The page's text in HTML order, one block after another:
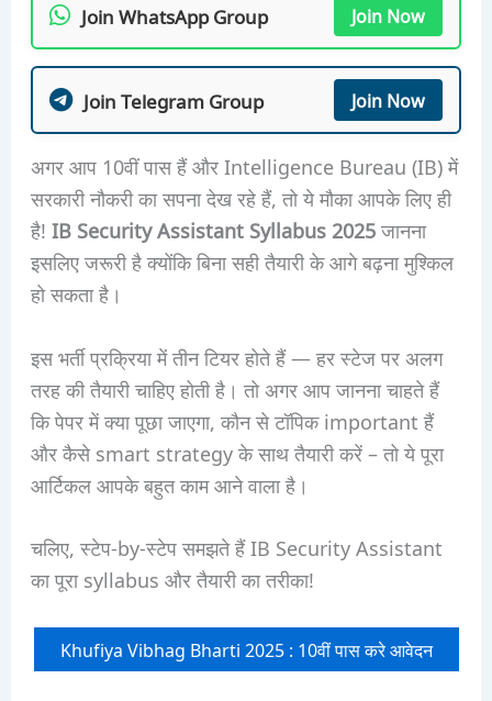
Join WhatsApp Group Join Now
Join Telegram Group Join Now
अगर आप 10वीं पास हैं और Intelligence Bureau (IB) में
सरकारी नौकरी का सपना देख रहे हैं, तो ये मौका आपके लिए ही
है! IB Security Assistant Syllabus 2025जानना
इसलिए जरूरी है क्योंकि बिना सही तैयारी के आगे बढ़ना मुश्किल
हो सकता है।
इस भर्ती प्रक्रिया में तीन टियर होते हैं — हर स्टेज पर अलग
तरह की तैयारी चाहिए होती है। तो अगर आप जानना चाहते हैं
कि पेपर में क्या पूछा जाएगा, कौन से टॉपिक important हैं
और कैसे smart strategy के साथ तैयारी करें – तो ये पूरा
आर्टिकल आपके बहुत काम आने वाला है।
चलिए, स्टेप-by-स्टेप समझते हैं IB Security Assistant
का पूरा syllabus और तैयारी का तरीका!
Khufiya Vibhag Bharti 2025 : 10वीं पास करे आवेदन